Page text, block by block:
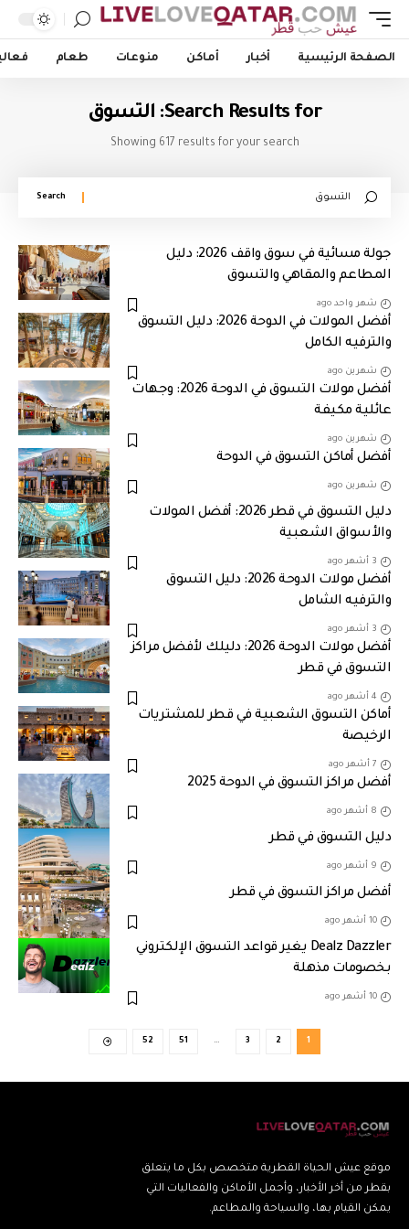
الصفحة الرئيسية أخبار أماكن منوعات طعام
Search Results for: التسوق
Showing 617 results for your search
جولة مسائية في سوق واقف 2026: دليل
المطاعم والمقاهي والتسوق
شهر واحد ago
أفضل المولات في الدوحة 2026: دليل التسوق
والترفيه الكامل
شهرين ago
أفضل مولات التسوق في الدوحة 2026: وجهات
عائلية مكيفة
شهرين ago
أفضل أماكن التسوق في الدوحة
شهرين ago
دليل التسوق في قطر 2026: أفضل المولات
والأسواق الشعبية
3 أشهر ago
أفضل مولات الدوحة 2026: دليل التسوق
والترفيه الشامل
3 أشهر ago
أفضل مولات الدوحة 2026: دليلك لأفضل مراكز
التسوق في قطر
4 أشهر ago
أماكن التسوق الشعبية في قطر للمشتريات
الرخيصة
7 أشهر ago
أفضل مراكز التسوق في الدوحة 2025
8 أشهر ago
دليل التسوق في قطر
9 أشهر ago
أفضل مراكز التسوق في قطر
10 أشهر ago
Dealz Dazzler يغير قواعد التسوق الإلكتروني
بخصومات مذهلة
10 أشهر ago
1
2
3
…
51
52
موقع عيش الحياة القطرية متخصص بكل ما يتعلق
بقطر من أخر الأخبار، وأجمل الأماكن والفعاليات التي
يمكن القيام بها، والسياحة والمطاعم.